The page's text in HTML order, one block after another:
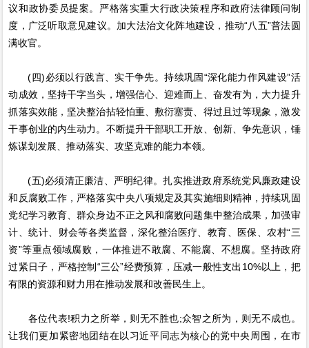
议和政协委员提案。严格落实重大行政决策程序和政府法律顾问制
度，广泛听取意见建议。加大法治文化阵地建设，推动“八五”普法圆
满收官。
(四)必须以行践言、实干争先。持续巩固“深化能力作风建设”活
动成效，坚持干字当头，增强信心、迎难而上、奋发有为，大力提升
抓落实效能，坚决整治拈轻怕重、敷衍塞责、得过且过等现象，激发
干事创业的内生动力。不断提升干部职工开放、创新、争先意识，锤
炼谋划发展、推动落实、攻坚克难的能力本领。
(五)必须清正廉洁、严明纪律。扎实推进政府系统党风廉政建设
和反腐败工作，严格落实中央八项规定及其实施细则精神，持续巩固
党纪学习教育、群众身边不正之风和腐败问题集中整治成果，加强审
计、统计、财会等各类监督，深化整治医疗、教育、医保、农村“三
资”等重点领域腐败，一体推进不敢腐、不能腐、不想腐。坚持政府
过紧日子，严格控制“三公”经费预算，压减一般性支出10%以上，把
有限的资源和财力用在推动发展和改善民生上。
各位代表!积力之所举，则无不胜也;众智之所为，则无不成也。
让我们更加紧密地团结在以习近平同志为核心的党中央周围，在市